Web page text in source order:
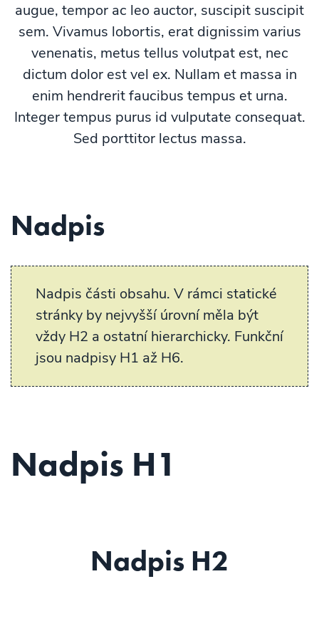
augue, tempor ac leo auctor, suscipit suscipit
sem. Vivamus lobortis, erat dignissim varius
venenatis, metus tellus volutpat est, nec
dictum dolor est vel ex. Nullam et massa in
enim hendrerit faucibus tempus et urna.
Integer tempus purus id vulputate consequat.
Sed porttitor lectus massa.
Nadpis
Nadpis části obsahu. V rámci statické
stránky by nejvyšší úrovní měla být
vždy H2 a ostatní hierarchicky. Funkční
jsou nadpisy H1 až H6.
Nadpis H1
Nadpis H2